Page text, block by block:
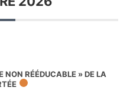
NON RÉÉDUCABLE » DE LA